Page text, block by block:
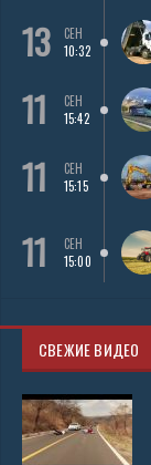
13
СЕН
10:32
11
СЕН
15:42
11
СЕН
15:15
11
СЕН
15:00
СВЕЖИЕ ВИДЕО